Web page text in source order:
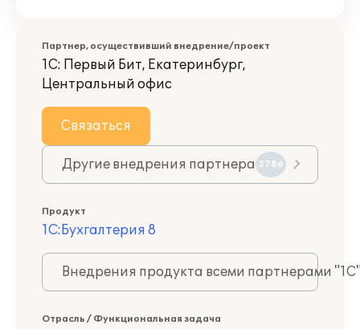
Партнер, осуществивший внедрение/проект
1С: Первый Бит, Екатеринбург,
Центральный офис
Связаться
Другие внедрения партнера 3786
Продукт
1С:Бухгалтерия 8
Внедрения продукта всеми партнерами
Отрасль / Функциональная задача